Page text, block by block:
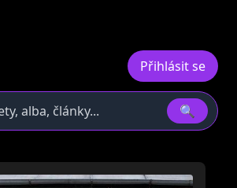
Přihlásit se
🔍